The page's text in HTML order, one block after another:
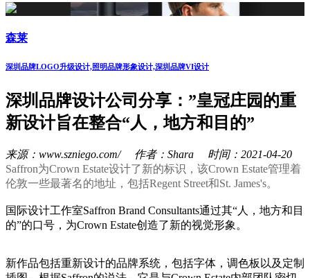
森莱
深圳品牌LOGO升级设计,照明品牌形象设计,深圳品牌VI设计
深圳品牌设计公司分享：”皇冠庄园的重
新设计旨在整合“人，地方和目的”
来源：www.szniego.com/ 作者：Shara 时间：2021-04-20
Saffron为Crown Estate设计了新的标识，该Crown Estate管理着
伦敦一些最著名的地址，包括Regent Street和St. James's。
国际设计工作室Saffron Brand Consultants通过其“人，地方和目
的”的口号，为Crown Estate创造了新的视觉形象。
新作品包括重新设计的品牌系统，包括字体，调色板以及定制